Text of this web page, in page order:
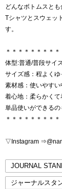
どんなボトムスとも
Tシャツとスウェッ
す。
＊＊＊＊＊＊＊＊
体型:普通/普段サイ
サイズ感：程よくゆ
素材感：使いやすい
着心地：柔らかくて
単品使いができる
＊＊＊＊＊＊＊＊
▽Instagram
JOURNAL
ジャーナルスタ